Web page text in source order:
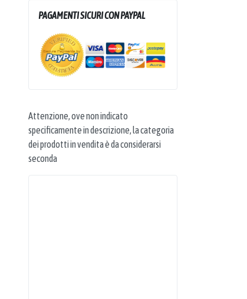
PAGAMENTI SICURI CON PAYPAL
Attenzione, ove non indicato
specificamente in descrizione, la categoria
dei prodotti in vendita è da considerarsi
seconda